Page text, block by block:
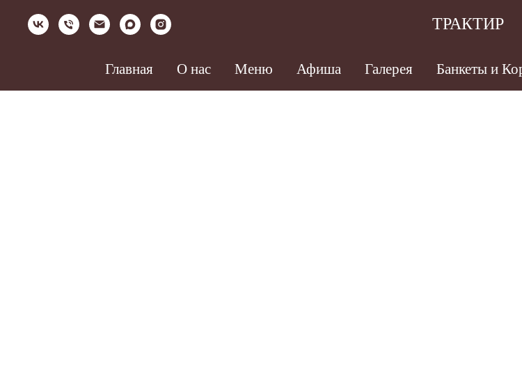
ТРАКТИР
Главная О нас Меню Афиша Галерея Банкеты и